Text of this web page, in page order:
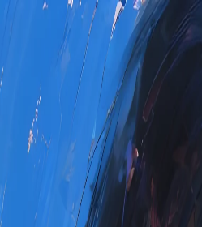
Dz.kc